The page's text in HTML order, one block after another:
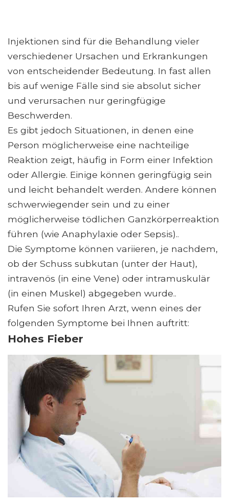
Injektionen sind für die Behandlung vieler
verschiedener Ursachen und Erkrankungen
von entscheidender Bedeutung. In fast allen
bis auf wenige Fälle sind sie absolut sicher
und verursachen nur geringfügige
Beschwerden.
Es gibt jedoch Situationen, in denen eine
Person möglicherweise eine nachteilige
Reaktion zeigt, häufig in Form einer Infektion
oder Allergie. Einige können geringfügig sein
und leicht behandelt werden. Andere können
schwerwiegender sein und zu einer
möglicherweise tödlichen Ganzkörperreaktion
führen (wie Anaphylaxie oder Sepsis)..
Die Symptome können variieren, je nachdem,
ob der Schuss subkutan (unter der Haut),
intravenös (in eine Vene) oder intramuskulär
(in einen Muskel) abgegeben wurde..
Rufen Sie sofort Ihren Arzt, wenn eines der
folgenden Symptome bei Ihnen auftritt:
Hohes Fieber